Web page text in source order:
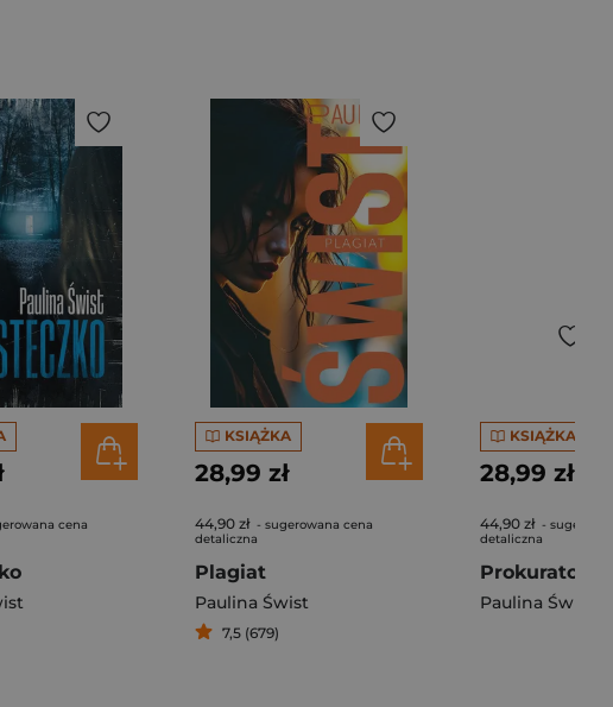
cena
KSIĄŻKA
28,99 zł
44,90 zł - sugerowana cena
detaliczna
Plagiat
Paulina Świst
7,5 (679)
KSIĄŻKA
28,99 zł
44,90 zł -
detaliczna
Prokurator
Paulina Świst